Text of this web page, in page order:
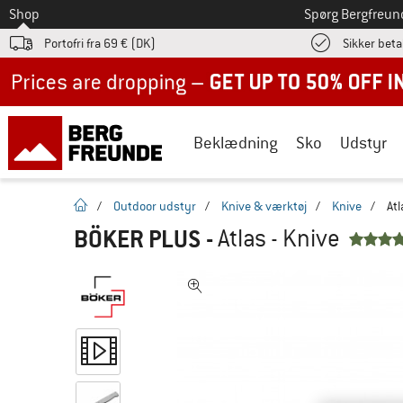
Til
Shop Spørg
Portofri fra 69 € (DK) Sikker
Beklædning Sko Udstyr
Hjemmeside
/ Outdoor udstyr / Knive & værktøj / Knive /
BÖKER PLUS -Atlas - Knive